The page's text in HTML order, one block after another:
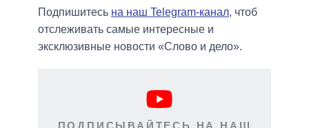
Подпишитесь на наш Telegram-канал, чтоб
отслеживать самые интересные и
эксклюзивные новости «Слово и дело».